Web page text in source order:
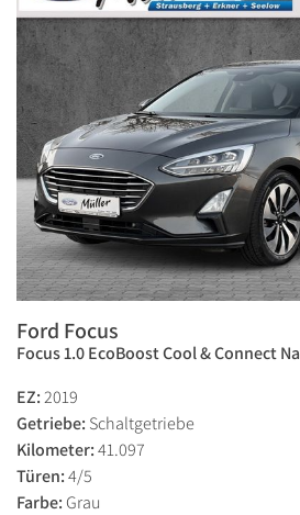
Ford Focus
Focus 1.0 EcoBoost Cool & Connect
EZ:2019
Getriebe: Schaltgetriebe
Kilometer:41.097
Türen:4/5
Farbe: Grau